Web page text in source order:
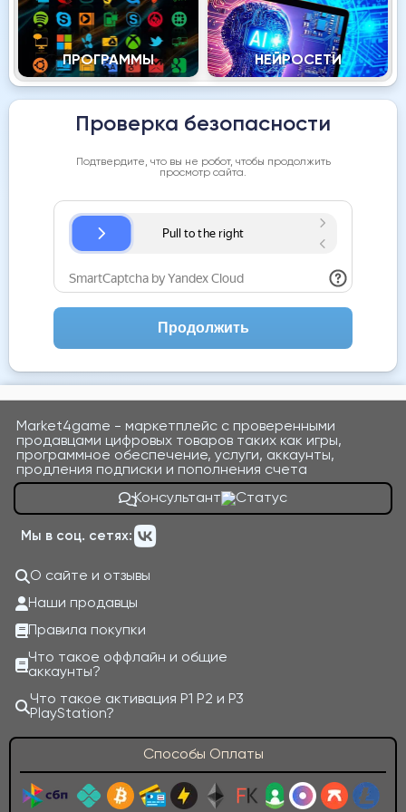
ПРОГРАММЫ НЕЙРОСЕТИ
Проверка безопасности
Подтвердите, что вы не робот, чтобы продолжить
просмотр сайта.
Продолжить
Market4game - маркетплейс с проверенными
продавцами цифровых товаров таких как игры,
программное обеспечение, услуги, аккаунты,
продления подписки и пополнения счета
Консультант
Мы в соц. сетях:
О сайте и отзывы
Наши продавцы
Правила покупки
Что такое оффлайн и общие
аккаунты?
Что такое активация P1 P2 и P3
PlayStation?
Способы Оплаты